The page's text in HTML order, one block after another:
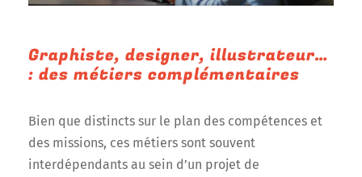
Graphiste, designer, illustrateur…
: des métiers complémentaires
Bien que distincts sur le plan des compétences et
des missions, ces métiers sont souvent
interdépendants au sein d’un projet de